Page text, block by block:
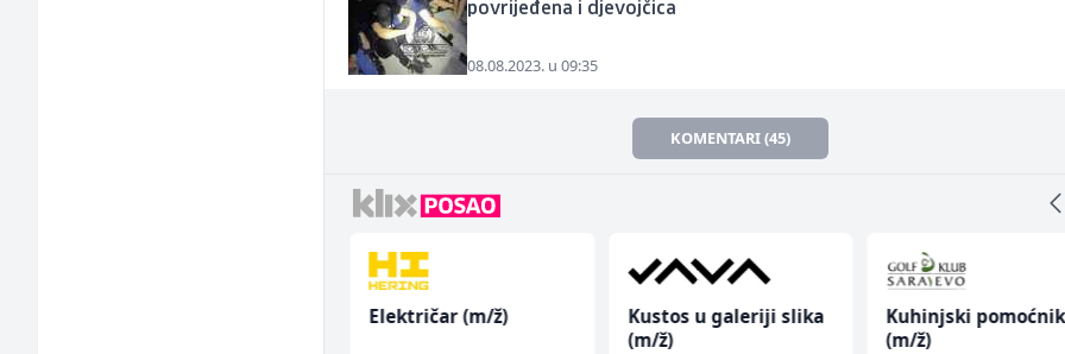
povrijeđena i djevojčica
08.08.2023. u 09:35
KOMENTARI (45)
Električar (m/ž)
Kustos u galeriji slika
(m/ž)
Kuhinjski pomoćnik
(m/ž)